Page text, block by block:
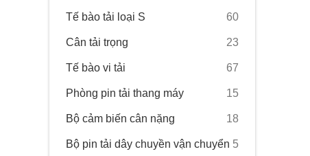
Tế bào tải loại S 60
Cân tải trọng 23
Tế bào vi tải 67
Phòng pin tải thang máy 15
Bộ cảm biến cân nặng 18
Bộ pin tải dây chuyền vận chuyển 5